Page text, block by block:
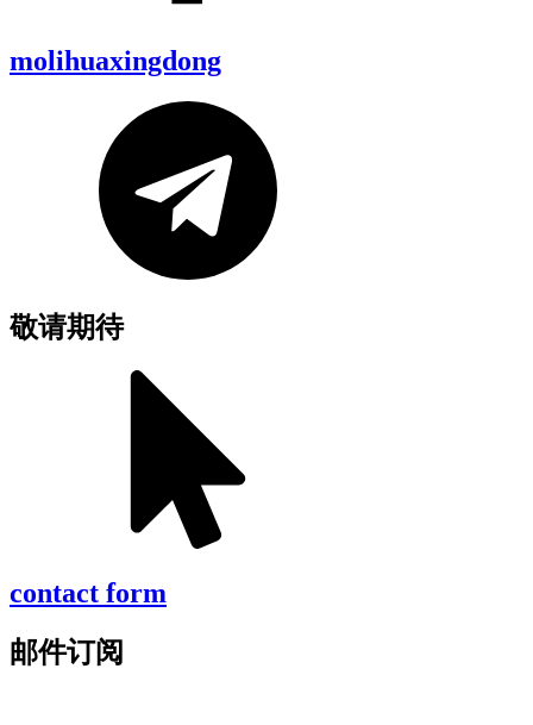
molihuaxingdong
敬请期待
contact form
邮件订阅